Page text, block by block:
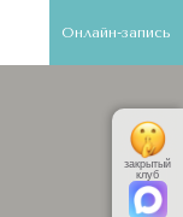
Онлайн-запись
закрытый
клуб